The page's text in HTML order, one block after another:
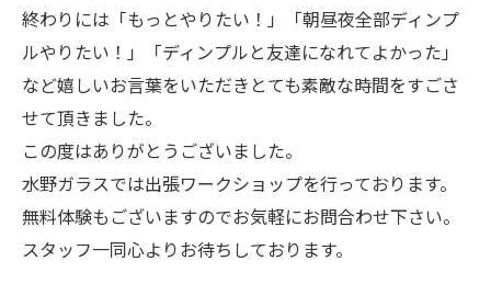
終わりには「もっとやりたい！」「朝昼夜全部ディンプ
ルやりたい！」「ディンプルと友達になれてよかった」
など嬉しいお言葉をいただきとても素敵な時間をすごさ
せて頂きました。
この度はありがとうございました。
水野ガラスでは出張ワークショップを行っております。
無料体験もございますのでお気軽にお問合わせ下さい。
スタッフ一同心よりお待ちしております。